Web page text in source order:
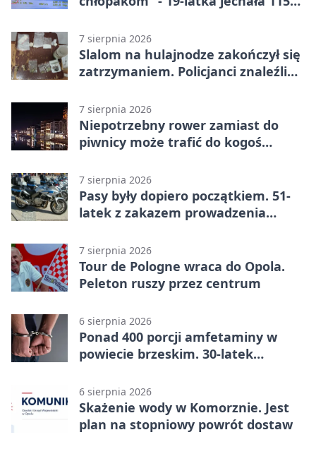
7 sierpnia 2026
Slalom na hulajnodze zakończył się
zatrzymaniem. Policjanci znaleźli
7 sierpnia 2026
Niepotrzebny rower zamiast do
piwnicy może trafić do kogoś
7 sierpnia 2026
Pasy były dopiero początkiem. 51-
latek z zakazem prowadzenia
7 sierpnia 2026
Tour de Pologne wraca do Opola.
Peleton ruszy przez centrum
6 sierpnia 2026
Ponad 400 porcji amfetaminy w
powiecie brzeskim. 30-latek
6 sierpnia 2026
Skażenie wody w Komorznie. Jest
plan na stopniowy powrót dostaw